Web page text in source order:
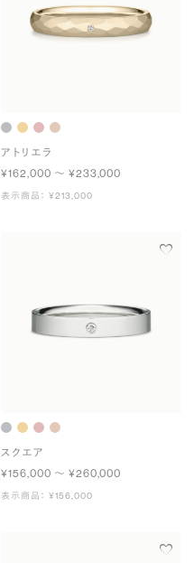
アトリエラ
¥162,000 〜 ¥233,000
表示商品： ¥213,000
スクエア
¥156,000 〜 ¥260,000
表示商品： ¥156,000